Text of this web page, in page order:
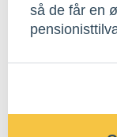
så de får en